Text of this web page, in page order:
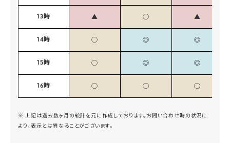
13時
14時
15時
16時
▲
◯
◯
◯
◯
◎
◎
◯
▲
◎
◎
◯
※ 上記は過去数ヶ月の統計を元に作成しております。お問い合わせ時の状況に
より、表示とは異なることがございます。